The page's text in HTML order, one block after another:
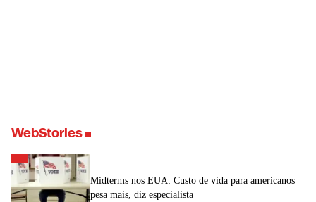
WebStories
Midterms nos EUA: Custo de vida para americanos
pesa mais, diz especialista